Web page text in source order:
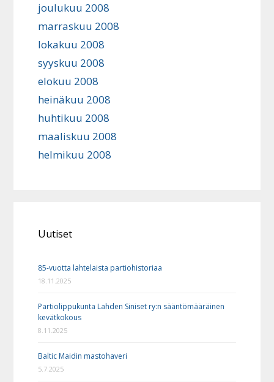
joulukuu 2008
marraskuu 2008
lokakuu 2008
syyskuu 2008
elokuu 2008
heinäkuu 2008
huhtikuu 2008
maaliskuu 2008
helmikuu 2008
Uutiset
85-vuotta lahtelaista partiohistoriaa
18.11.2025
Partiolippukunta Lahden Siniset ry:n sääntömääräinen
kevätkokous
8.11.2025
Baltic Maidin mastohaveri
5.7.2025